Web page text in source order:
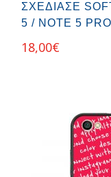
ΣΧΕΔΊΑΣΕ
5 / NOTE 5 PRO
18,00€